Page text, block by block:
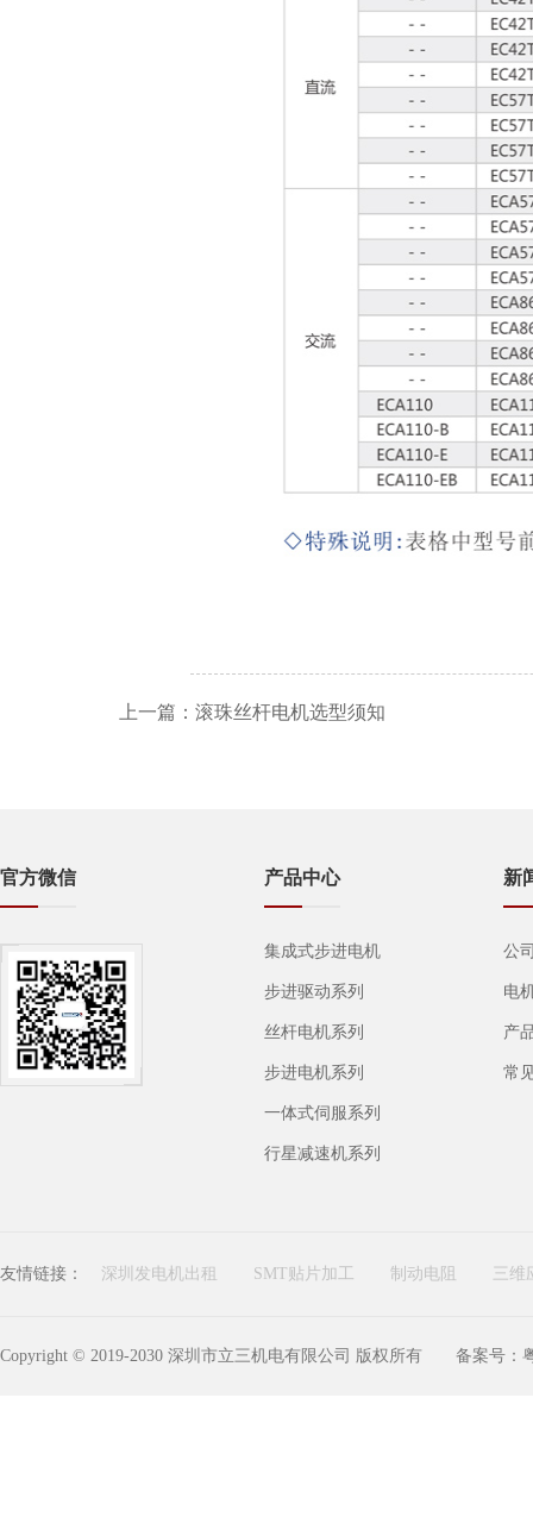
上一篇： 滚珠丝杆电机选型须知
官方微信 产品中心
集成式步进电机
步进驱动系列
丝杆电机系列
步进电机系列
一体式伺服系列
行星减速机系列
新
公
电
产
常
友情链接： 深圳发电机出租 SMT贴片加工 制动电阻 三维
Copyright © 2019-2030 深圳市立三机电有限公司 版权所有 备案号：